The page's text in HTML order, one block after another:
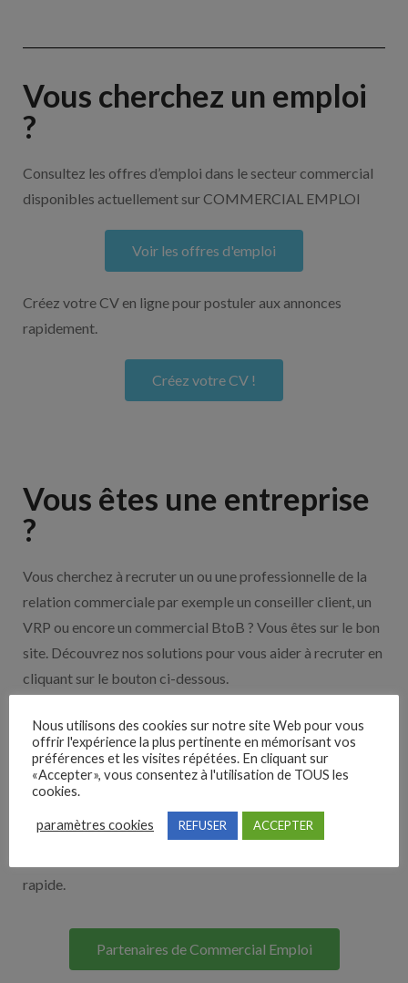
Vous cherchez un emploi
?
Consultez les offres d’emploi dans le secteur commercial
disponibles actuellement sur COMMERCIAL EMPLOI
Voir les offres d'emploi
Créez votre CV en ligne pour postuler aux annonces
rapidement.
Créez votre CV !
Vous êtes une entreprise
?
Vous cherchez à recruter un ou une professionnelle de la
relation commerciale par exemple un conseiller client, un
VRP ou encore un commercial BtoB ? Vous êtes sur le bon
site. Découvrez nos solutions pour vous aider à recruter en
cliquant sur le bouton ci-dessous.
Nos solutions entreprises
Découvrez nos partenaires ! Moteurs de recherches,
multidiffuseurs, sites payant… nombreux sont nos
partenaires. Si vous travaillez avec un ATS nous avons
rapide.
Partenaires de Commercial Emploi
Nous utilisons des cookies sur notre site Web pour vous
offrir l'expérience la plus pertinente en mémorisant vos
préférences et les visites répétées. En cliquant sur
«Accepter», vous consentez à l'utilisation de TOUS les
cookies.
paramètres cookies REFUSER ACCEPTER